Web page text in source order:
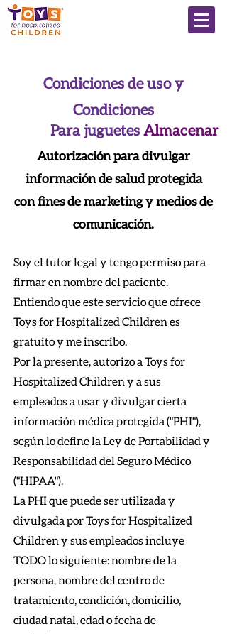
Condiciones de uso y
Condiciones
Para juguetes Almacenar
Autorización para divulgar
información de salud protegida
con fines de marketing y medios de
comunicación.
Soy el tutor legal y tengo permiso para
firmar en nombre del paciente.
Entiendo que este servicio que ofrece
Toys for Hospitalized Children es
gratuito y me inscribo.
Por la presente, autorizo a Toys for
Hospitalized Children y a sus
empleados a usar y divulgar cierta
información médica protegida ("PHI"),
según lo define la Ley de Portabilidad y
Responsabilidad del Seguro Médico
("HIPAA").
La PHI que puede ser utilizada y
divulgada por Toys for Hospitalized
Children y sus empleados incluye
TODO lo siguiente: nombre de la
persona, nombre del centro de
tratamiento, condición, domicilio,
ciudad natal, edad o fecha de